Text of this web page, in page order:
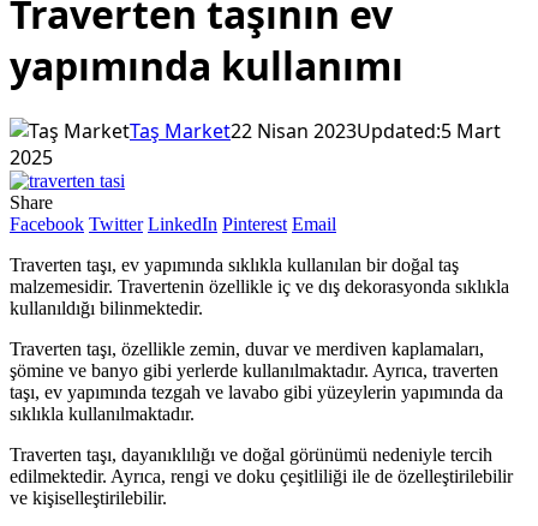
Traverten taşının ev
yapımında kullanımı
Taş Market22 Nisan 2023Updated:5 Mart
2025
Share
Facebook Twitter LinkedIn Pinterest Email
Traverten taşı, ev yapımında sıklıkla kullanılan bir doğal taş
malzemesidir. Travertenin özellikle iç ve dış dekorasyonda sıklıkla
kullanıldığı bilinmektedir.
Traverten taşı, özellikle zemin, duvar ve merdiven kaplamaları,
şömine ve banyo gibi yerlerde kullanılmaktadır. Ayrıca, traverten
taşı, ev yapımında tezgah ve lavabo gibi yüzeylerin yapımında da
sıklıkla kullanılmaktadır.
Traverten taşı, dayanıklılığı ve doğal görünümü nedeniyle tercih
edilmektedir. Ayrıca, rengi ve doku çeşitliliği ile de özelleştirilebilir
ve kişiselleştirilebilir.